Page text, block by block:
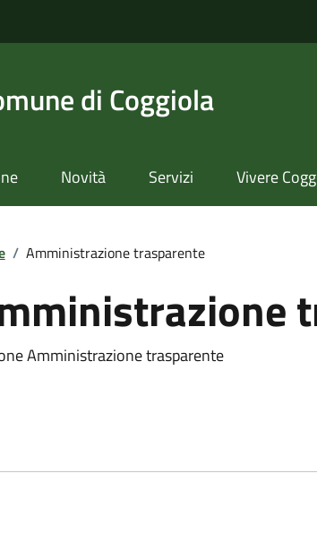
di Coggiola
Novità Servizi Vivere
/ Amministrazione trasparente
Amministrazione trasparente